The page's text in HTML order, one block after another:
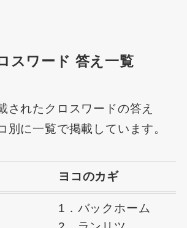
スワード 答え一覧
されたクロスワードの答え
別に一覧で掲載しています。
ヨコのカギ
1．バックホーム